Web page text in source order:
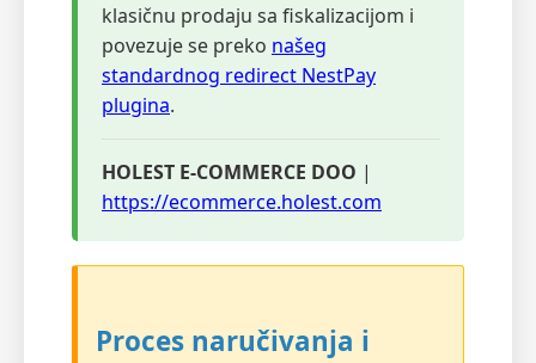
klasičnu prodaju sa fiskalizacijom i
povezuje se preko našeg
standardnog redirect NestPay
plugina.
HOLEST E-COMMERCE DOO |
https://ecommerce.holest.com
Proces naručivanja i